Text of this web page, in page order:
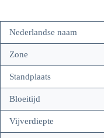
Nederlandse naam
Zone
Standplaats
Bloeitijd
Vijverdiepte